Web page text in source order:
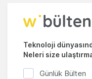
Teknoloji
Neleri size
Günlük Bülten